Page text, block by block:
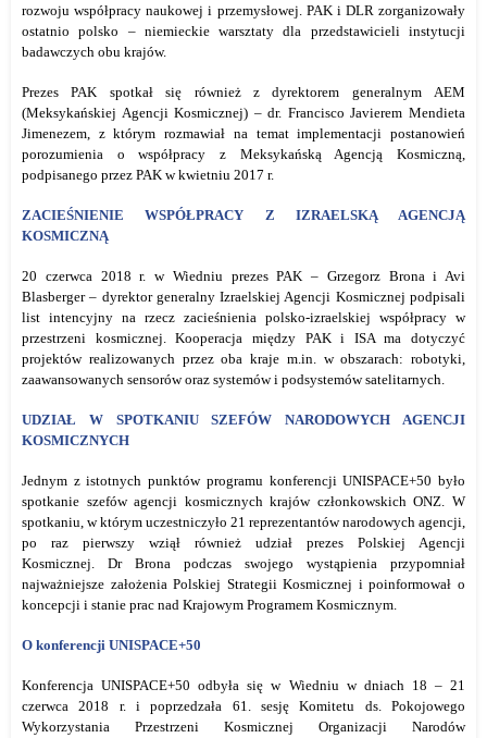
rozwoju współpracy naukowej i przemysłowej. PAK i DLR zorganizowały
ostatnio polsko – niemieckie warsztaty dla przedstawicieli instytucji
badawczych obu krajów.
Prezes PAK spotkał się również z dyrektorem generalnym AEM
(Meksykańskiej Agencji Kosmicznej) – dr. Francisco Javierem Mendieta
Jimenezem, z którym rozmawiał na temat implementacji postanowień
porozumienia o współpracy z Meksykańską Agencją Kosmiczną,
podpisanego przez PAK w kwietniu 2017 r.
ZACIEŚNIENIE WSPÓŁPRACY Z IZRAELSKĄ AGENCJĄ
KOSMICZNĄ
20 czerwca 2018 r. w Wiedniu prezes PAK – Grzegorz Brona i Avi
Blasberger – dyrektor generalny Izraelskiej Agencji Kosmicznej podpisali
list intencyjny na rzecz zacieśnienia polsko-izraelskiej współpracy w
przestrzeni kosmicznej. Kooperacja między PAK i ISA ma dotyczyć
projektów realizowanych przez oba kraje m.in. w obszarach: robotyki,
zaawansowanych sensorów oraz systemów i podsystemów satelitarnych.
UDZIAŁ W SPOTKANIU SZEFÓW NARODOWYCH AGENCJI
KOSMICZNYCH
Jednym z istotnych punktów programu konferencji UNISPACE+50 było
spotkanie szefów agencji kosmicznych krajów członkowskich ONZ. W
spotkaniu, w którym uczestniczyło 21 reprezentantów narodowych agencji,
po raz pierwszy wziął również udział prezes Polskiej Agencji
Kosmicznej. Dr Brona podczas swojego wystąpienia przypomniał
najważniejsze założenia Polskiej Strategii Kosmicznej i poinformował o
koncepcji i stanie prac nad Krajowym Programem Kosmicznym.
O konferencji UNISPACE+50
Konferencja UNISPACE+50 odbyła się w Wiedniu w dniach 18 – 21
czerwca 2018 r. i poprzedzała 61. sesję Komitetu ds. Pokojowego
Wykorzystania Przestrzeni Kosmicznej Organizacji Narodów